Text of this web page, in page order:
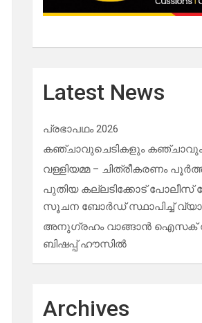
Latest News
പ്രഭാപഥം 2026
കഞ്ചാവുചെടികളും കഞ്ചാവും
വള്ളിയമ്മ – ചിത്രീകരണം
പുതിയ കല്ലടിക്കോട് പോലീസ്
സൂചന ബോർഡ് സ്ഥാപിച്ച്
അനുഗ്രഹം വാങ്ങാൻ ഐസക്
ബിഷപ്പ് ഹൗസില്‍
Archives